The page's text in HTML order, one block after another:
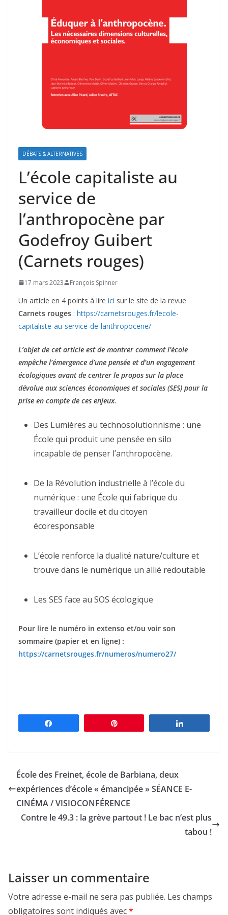
DÉBATS & ALTERNATIVES
L’école capitaliste au
service de
l’anthropocène par
Godefroy Guibert
(Carnets rouges)
17 mars 2023 François Spinner
Un article en 4 points à lire ici sur le site de la revue
Carnets rouges : https://carnetsrouges.fr/lecole-
capitaliste-au-service-de-lanthropocene/
L’objet de cet article est de montrer comment l’école
empêche l’émergence d’une pensée et d’un engagement
écologiques avant de centrer le propos sur la place
dévolue aux sciences économiques et sociales (SES) pour la
prise en compte de ces enjeux.
Des Lumières au technosolutionnisme : une
École qui produit une pensée en silo
incapable de penser l’anthropocène.
De la Révolution industrielle à l’école du
numérique : une École qui fabrique du
travailleur docile et du citoyen
écoresponsable
L’école renforce la dualité nature/culture et
trouve dans le numérique un allié redoutable
Les SES face au SOS écologique
Pour lire le numéro in extenso et/ou voir son
sommaire (papier et en ligne) :
https://carnetsrouges.fr/numeros/numero27/
École des Freinet, école de Barbiana, deux
expériences d’école « émancipée » SÉANCE E-
CINÉMA / VISIOCONFÉRENCE
Contre le 49.3 : la grève partout ! Le bac n’est plus
tabou !
Laisser un commentaire
Votre adresse e-mail ne sera pas publiée. Les champs
obligatoires sont indiqués avec*